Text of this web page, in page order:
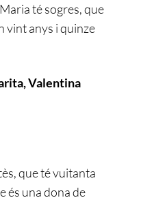
té sogres, que
vint anys i quinze
Valentina
que té vuitanta
és una dona de